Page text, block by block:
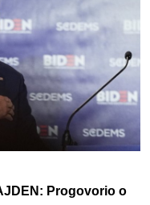
Progovorio o